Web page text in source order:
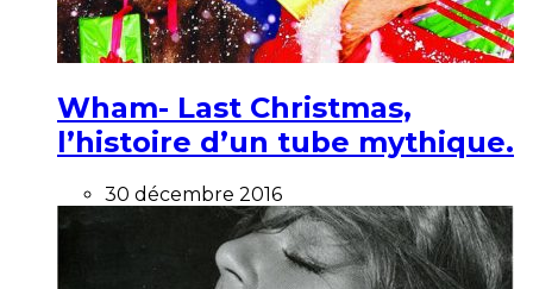
Wham- Last Christmas,
l’histoire d’un tube mythique.
30 décembre 2016